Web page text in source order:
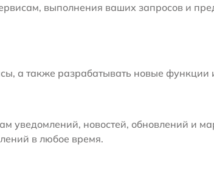
выполнения ваших запросов и
а также разрабатывать новые функции
новостей, обновлений и
в любое время.